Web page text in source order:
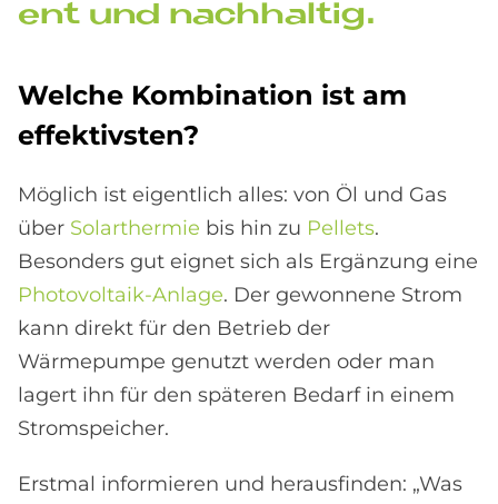
ent und nach­hal­tig.
Wel­che Kom­bi­na­ti­on ist am
ef­fek­tiv­sten?
Möglich ist eigentlich alles: von Öl und Gas
über Solarthermie bis hin zu Pellets.
Besonders gut eignet sich als Ergänzung eine
Photovoltaik-Anlage. Der gewonnene Strom
kann direkt für den Betrieb der
Wärmepumpe genutzt werden oder man
lagert ihn für den späteren Bedarf in einem
Stromspeicher.
Erstmal informieren und herausfinden: „Was